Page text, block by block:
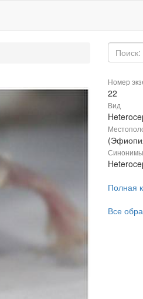
Номер
22
Вид
Полная
Все